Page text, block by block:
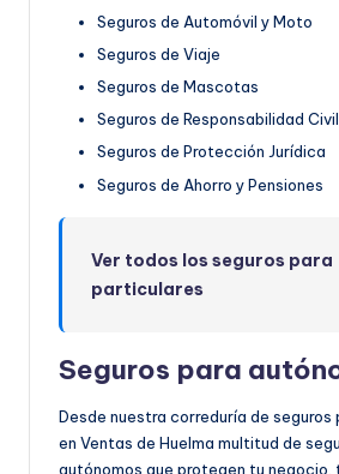
Seguros de Automóvil y Moto
Seguros de Viaje
Seguros de Mascotas
Seguros de Responsabilidad Civil
Seguros de Protección Jurídica
Seguros de Ahorro y Pensiones
Ver todos los seguros para
particulares
Seguros para
Desde nuestra correduría de
en Ventas de Huelma multitud de
autónomos que protegen tu negocio,